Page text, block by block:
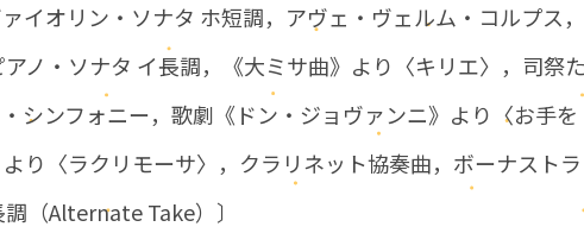
イオリン・ソナタ ホ短調，アヴェ・ヴェルム・コルプス，
ノ・ソナタ イ長調，《大ミサ曲》より〈キリエ〉，司祭
シンフォニー，歌劇《ドン・ジョヴァンニ》より〈お手を
り〈ラクリモーサ〉，クラリネット協奏曲，ボーナストラ
（Alternate Take）〕